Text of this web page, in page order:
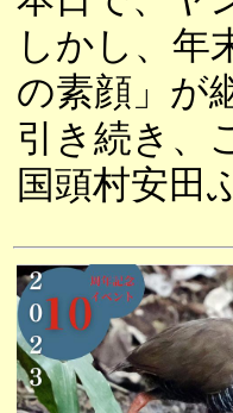
しかし、
の素顔」が
引き続き、
国頭村安田